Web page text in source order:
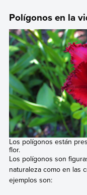
Polígonos en la
Los polígonos están
flor.
Los polígonos son
naturaleza como en las
ejemplos son: